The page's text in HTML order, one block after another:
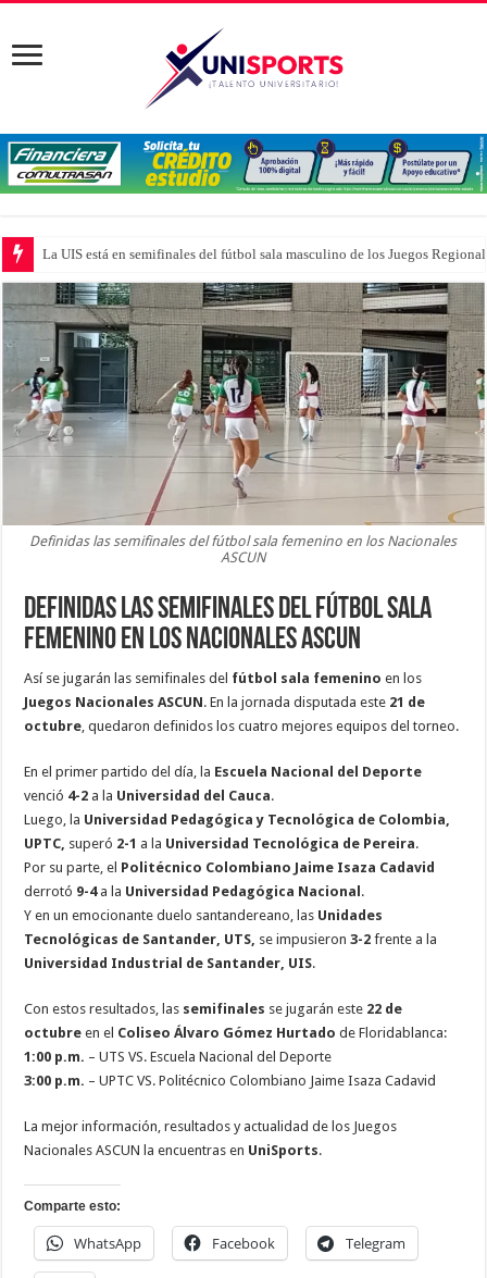
La UIS está en semifinales del fútbol sala masculino de los Juegos
Definidas las semifinales del fútbol sala femenino en los Nacionales
ASCUN
Definidas las semifinales del fútbol sala
femenino en los Nacionales ASCUN
Así se jugarán las semifinales del fútbol sala femenino en los
Juegos Nacionales ASCUN. En la jornada disputada este 21 de
octubre, quedaron definidos los cuatro mejores equipos del torneo.
En el primer partido del día, la Escuela Nacional del Deporte
venció 4-2 a la Universidad del Cauca.
Luego, la Universidad Pedagógica y Tecnológica de Colombia,
UPTC, superó 2-1 a la Universidad Tecnológica de Pereira.
Por su parte, el Politécnico Colombiano Jaime Isaza Cadavid
derrotó 9-4a la Universidad Pedagógica Nacional .
Y en un emocionante duelo santandereano, las Unidades
Tecnológicas de Santander, UTS, se impusieron3-2 frente a la
Universidad Industrial de Santander, UIS.
Con estos resultados, las semifinales se jugarán este 22 de
octubre en el Coliseo Álvaro Gómez Hurtado de Floridablanca:
1:00 p.m. – UTS VS. Escuela Nacional del Deporte
3:00 p.m. – UPTC VS. Politécnico Colombiano Jaime Isaza Cadavid
La mejor información, resultados y actualidad de los Juegos
Nacionales ASCUN la encuentras en UniSports.
Comparte esto:
WhatsApp Facebook Telegram